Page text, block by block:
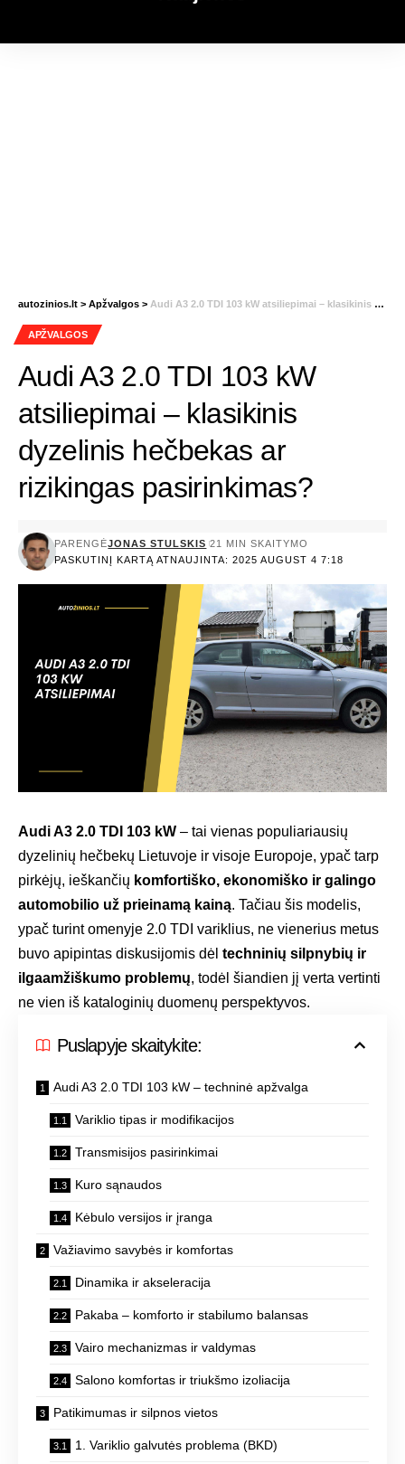
autozinios.lt > Apžvalgos > Audi A3 2.0 TDI 103 kW atsiliepimai – klasikinis dyzelinis hečbekas ar rizikingas pasirinkimas?
APŽVALGOS
Audi A3 2.0 TDI 103 kW
atsiliepimai – klasikinis
dyzelinis hečbekas ar
rizikingas pasirinkimas?
PASKUTINĮ KARTĄ ATNAUJINTA: 2025 AUGUST 4 7:18
PARENGĖJONAS STULSKIS 21 MIN SKAITYMO
Audi A3 2.0 TDI 103 kW – tai vienas populiariausių
dyzelinių hečbekų Lietuvoje ir visoje Europoje, ypač tarp
pirkėjų, ieškančių komfortiško, ekonomiško ir galingo
automobilio už prieinamą kainą. Tačiau šis modelis,
ypač turint omenyje 2.0 TDI variklius, ne vienerius metus
buvo apipintas diskusijomis dėl techninių silpnybių ir
ilgaamžiškumo problemų, todėl šiandien jį verta vertinti
ne vien iš kataloginių duomenų perspektyvos.
Puslapyje skaitykite:
Audi A3 2.0 TDI 103 kW – techninė apžvalga
Variklio tipas ir modifikacijos
Transmisijos pasirinkimai
Kuro sąnaudos
Kėbulo versijos ir įranga
Važiavimo savybės ir komfortas
Dinamika ir akseleracija
Pakaba – komforto ir stabilumo balansas
Vairo mechanizmas ir valdymas
Salono komfortas ir triukšmo izoliacija
Patikimumas ir silpnos vietos
1. Variklio galvutės problema (BKD)